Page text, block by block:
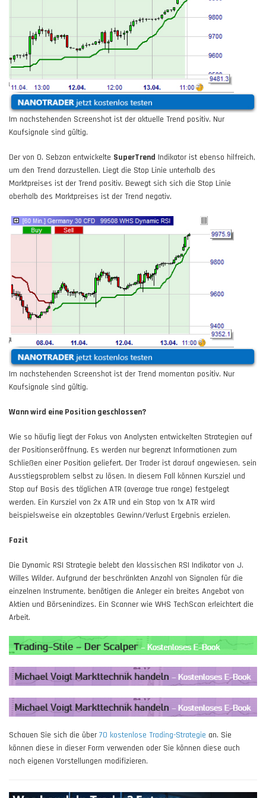
Im nachstehenden Screenshot ist der aktuelle Trend positiv. Nur
Kaufsignale sind gültig.
Der von O. Sebzan entwickelte SuperTrend Indikator ist ebenso hilfreich,
um den Trend darzustellen. Liegt die Stop Linie unterhalb des
Marktpreises ist der Trend positiv. Bewegt sich sich die Stop Linie
oberhalb des Marktpreises ist der Trend negativ.
Im nachstehenden Screenshot ist der Trend momentan positiv. Nur
Kaufsignale sind gültig.
Wann wird eine Position geschlossen?
Wie so häufig liegt der Fokus von Analysten entwickelten Strategien auf
der Positionseröffnung. Es werden nur begrenzt Informationen zum
Schließen einer Position geliefert. Der Trader ist darauf angewiesen, sein
Ausstiegsproblem selbst zu lösen. In diesem Fall können Kursziel und
Stop auf Basis des täglichen ATR (average true range) festgelegt
werden. Ein Kursziel von 2x ATR und ein Stop von 1x ATR wird
beispielsweise ein akzeptables Gewinn/Verlust Ergebnis erzielen.
Fazit
Die Dynamic RSI Strategie belebt den klassischen RSI Indikator von J.
Willes Wilder. Aufgrund der beschränkten Anzahl von Signalen für die
einzelnen Instrumente, benötigen die Anleger ein breites Angebot von
Aktien und Börsenindizes. Ein Scanner wie WHS TechScan erleichtert die
Arbeit.
Schauen Sie sich die über70 kostenlose Trading-Strategie an. Sie
können diese in dieser Form verwenden oder Sie können diese auch
nach eigenen Vorstellungen modifizieren.